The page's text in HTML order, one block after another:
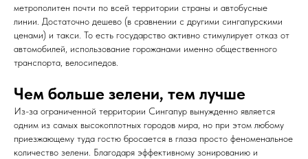
метрополитен почти по всей территории страны и автобусные
линии. Достаточно дешево (в сравнении с другими сингапурскими
ценами) и такси. То есть государство активно стимулирует отказ от
автомобилей, использование горожанами именно общественного
транспорта, велосипедов.
Чем больше зелени, тем лучше
Из-за ограниченной территории Сингапур вынужденно является
одним из самых высокоплотных городов мира, но при этом любому
приезжающему туда гостю бросается в глаза просто феноменальное
количество зелени. Благодаря эффективному зонированию и